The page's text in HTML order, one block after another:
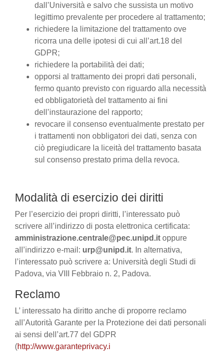
dall’Università e salvo che sussista un motivo
legittimo prevalente per procedere al trattamento;
richiedere la limitazione del trattamento ove
ricorra una delle ipotesi di cui all’art.18 del
GDPR;
richiedere la portabilità dei dati;
opporsi al trattamento dei propri dati personali,
fermo quanto previsto con riguardo alla necessità
ed obbligatorietà del trattamento ai fini
dell’instaurazione del rapporto;
revocare il consenso eventualmente prestato per
i trattamenti non obbligatori dei dati, senza con
ciò pregiudicare la liceità del trattamento basata
sul consenso prestato prima della revoca.
Modalità di esercizio dei diritti
Per l’esercizio dei propri diritti, l’interessato può
scrivere all’indirizzo di posta elettronica certificata:
amministrazione.centrale@pec.unipd.it oppure
all’indirizzo e-mail: urp@unipd.it. In alternativa,
l’interessato può scrivere a: Università degli Studi di
Padova, via VIII Febbraio n. 2, Padova.
Reclamo
L’ interessato ha diritto anche di proporre reclamo
all’Autorità Garante per la Protezione dei dati personali
ai sensi dell’art.77 del GDPR
(http://www.garanteprivacy.i